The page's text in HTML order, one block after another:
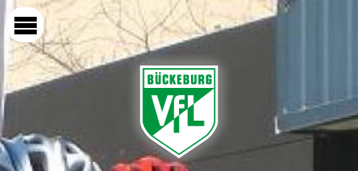
Direkt
zum
Inhalt